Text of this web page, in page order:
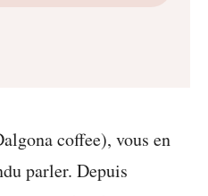
coffee), vous en
parler. Depuis